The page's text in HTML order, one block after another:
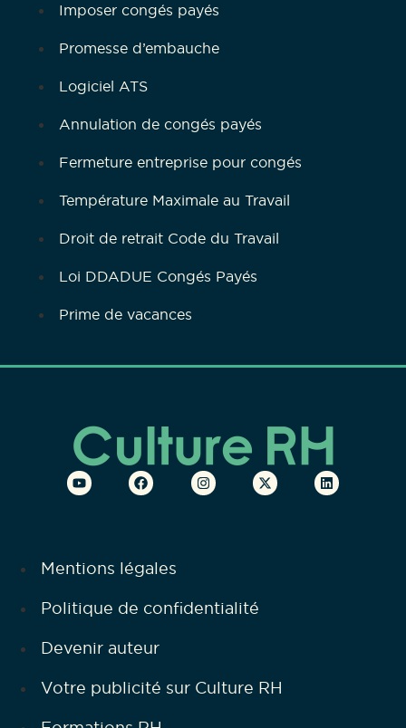
Imposer congés payés
Promesse d’embauche
Logiciel ATS
Annulation de congés payés
Fermeture entreprise pour congés
Température Maximale au Travail
Droit de retrait Code du Travail
Loi DDADUE Congés Payés
Prime de vacances
Mentions légales
Politique de confidentialité
Devenir auteur
Votre publicité sur Culture RH